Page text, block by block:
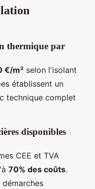
thermique par
€/m² selon l'isolant
établissent un
technique complet
disponibles
CEE et TVA
70% des coûts.